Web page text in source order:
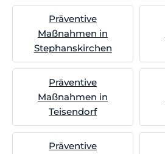
Präventive
Maßnahmen in
Stephanskirchen
Präventive
Maßnahmen in
Teisendorf
Präventive